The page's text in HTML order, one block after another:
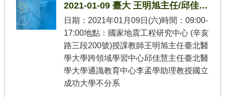
2021-01-09 臺大 王明旭主任/邱佳慧主任/李孟學助理教授
日期：2021年01月09日(六)時間：09:00-
17:00地點：國家地震工程研究中心 (辛亥
路三段200號)授課教師王明旭主任臺北醫
學大學跨領域學習中心邱佳慧主任臺北醫
學大學通識教育中心李孟學助理教授國立
成功大學不分系